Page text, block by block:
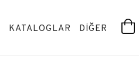
KATALOGLAR DİĞER